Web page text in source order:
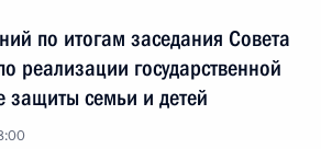
по итогам заседания Совета
реализации государственной
защиты семьи и детей